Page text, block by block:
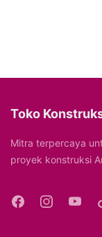
Toko
Mitra terpercaya
proyek konstruksi